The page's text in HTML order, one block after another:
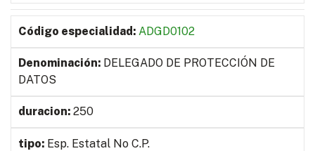
ADGD0102
DELEGADO DE PROTECCIÓN DE
DATOS
250
Esp. Estatal No C.P.